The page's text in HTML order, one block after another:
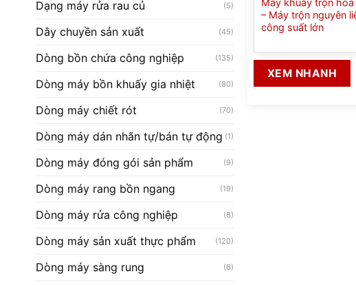
Dạng máy rửa rau củ (5)
Dây chuyền sản xuất (45)
Dòng bồn chứa công nghiệp (135)
Dòng máy bồn khuấy gia nhiệt (80)
Dòng máy chiết rót (70)
Dòng máy dán nhãn tự/bán tự động (1)
Dòng máy đóng gói sản phẩm (9)
Dòng máy rang bồn ngang (19)
Dòng máy rửa công nghiệp (8)
Dòng máy sản xuất thực phẩm (120)
Dòng máy sàng rung (6)
Máy khuấy trộn
– Máy trộn nguyên
công suất lớn
XEM NHANH